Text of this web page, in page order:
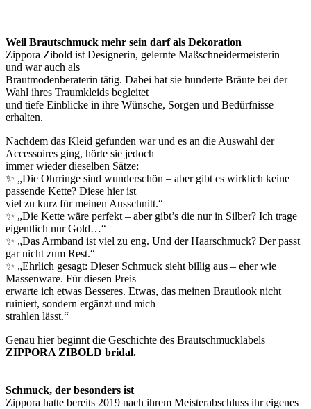
Weil Brautschmuck mehr sein darf als Dekoration
Zippora Zibold ist Designerin, gelernte Maßschneidermeisterin –
und war auch als
Brautmodenberaterin tätig. Dabei hat sie hunderte Bräute bei der
Wahl ihres Traumkleids begleitet
und tiefe Einblicke in ihre Wünsche, Sorgen und Bedürfnisse
erhalten.
Nachdem das Kleid gefunden war und es an die Auswahl der
Accessoires ging, hörte sie jedoch
immer wieder dieselben Sätze:
✨ „Die Ohrringe sind wunderschön – aber gibt es wirklich keine
passende Kette? Diese hier ist
viel zu kurz für meinen Ausschnitt.“
✨ „Die Kette wäre perfekt – aber gibt’s die nur in Silber? Ich trage
eigentlich nur Gold…“
✨ „Das Armband ist viel zu eng. Und der Haarschmuck? Der passt
gar nicht zum Rest.“
✨ „Ehrlich gesagt: Dieser Schmuck sieht billig aus – eher wie
Massenware. Für diesen Preis
erwarte ich etwas Besseres. Etwas, das meinen Brautlook nicht
ruiniert, sondern ergänzt und mich
strahlen lässt.“
Genau hier beginnt die Geschichte des Brautschmucklabels
ZIPPORA ZIBOLD bridal.
Schmuck, der besonders ist
Zippora hatte bereits 2019 nach ihrem Meisterabschluss ihr eigenes